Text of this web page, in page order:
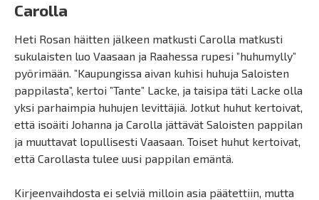
Carolla
Heti Rosan häitten jälkeen matkusti Carolla matkusti
sukulaisten luo Vaasaan ja Raahessa rupesi ”huhumylly”
pyörimään. ”Kaupungissa aivan kuhisi huhuja Saloisten
pappilasta”, kertoi ”Tante” Lacke, ja taisipa täti Lacke olla
yksi parhaimpia huhujen levittäjiä. Jotkut huhut kertoivat,
että isoäiti Johanna ja Carolla jättävät Saloisten pappilan
ja muuttavat lopullisesti Vaasaan. Toiset huhut kertoivat,
että Carollasta tulee uusi pappilan emäntä.
Kirjeenvaihdosta ei selviä milloin asia päätettiin, mutta